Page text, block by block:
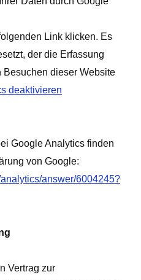
Link klicken. Es
der die Erfassung
Besuchen dieser Website
deaktivieren
Google Analytics finden
von Google:
answer/6004245?
Vertrag zur